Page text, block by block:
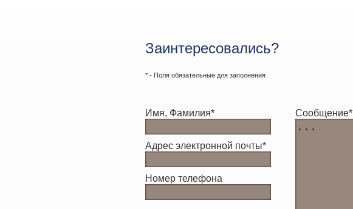
Заинтересовались?
* - Поля обязательные для заполнения
Имя, Фамилия*
Адрес электронной почты*
Номер телефона
Cообщение*